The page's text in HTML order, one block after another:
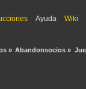
Ayuda Wiki
» Abandonsocios »